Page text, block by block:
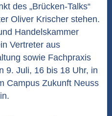
des „Brücken-Talks“
Oliver Krischer stehen.
Handelskammer
Vertreter aus
sowie Fachpraxis
9. Juli, 16 bis 18 Uhr, in
Campus Zukunft Neuss